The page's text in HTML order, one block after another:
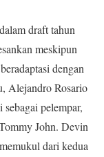
draft tahun
meskipun
dengan
Alejandro Rosario
pelempar,
John. Devin
dari kedua